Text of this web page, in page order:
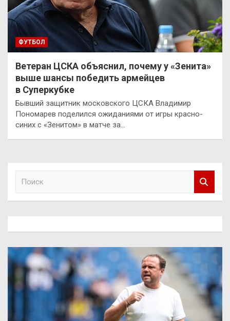
ФУТБОЛ
Ветеран ЦСКА объяснил, почему у «Зенита»
выше шансы победить армейцев
в Суперкубке
Бывший защитник московского ЦСКА Владимир
Пономарев поделился ожиданиями от игры красно-
синих с «Зенитом» в матче за…